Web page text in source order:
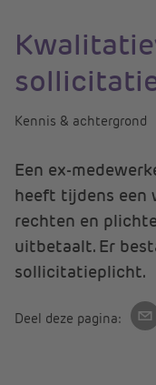
Kennis & achtergrond
Een ex-
heeft tijdens een
rechten en
uitbetaalt. Er
sollicitatieplicht.
Deel deze pagina: